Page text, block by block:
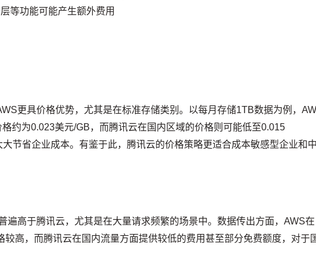
等功能可能产生额外费用
更具价格优势，尤其是在标准存储类别。以每月存储1TB数据为例，
约为0.023美元/GB，而腾讯云在国内区域的价格则可能低至0.015
节省企业成本。有鉴于此，腾讯云的价格策略更适合成本敏感型企业和
遍高于腾讯云，尤其是在大量请求频繁的场景中。数据传出方面，AWS在
较高，而腾讯云在国内流量方面提供较低的费用甚至部分免费额度，对于